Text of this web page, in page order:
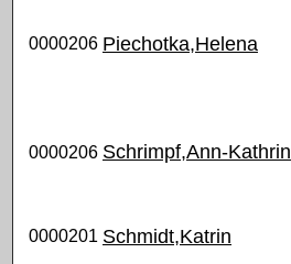
0000206 Piechotka,Helena
0000206 Schrimpf,Ann-Kathrin
0000201 Schmidt,Katrin